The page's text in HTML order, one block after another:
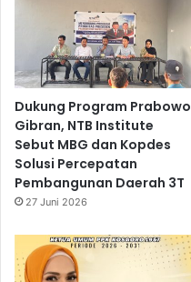
Dukung Program Prabowo
Gibran, NTB Institute
Sebut MBG dan Kopdes
Solusi Percepatan
Pembangunan Daerah 3T
27 Juni 2026